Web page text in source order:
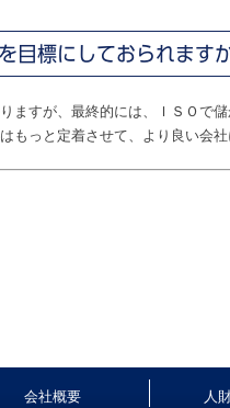
目標にしておられます
ますが、最終的には、ＩＳＯで
もっと定着させて、より良い会社
会社概要 人